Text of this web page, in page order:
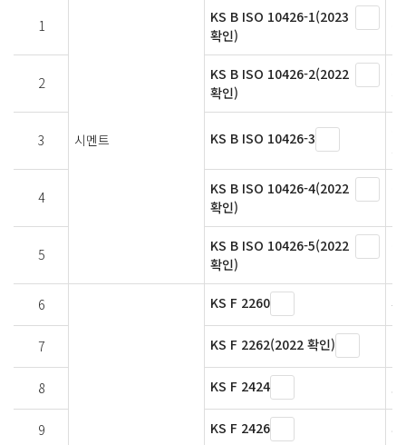
1
시멘트
KS B ISO 10426-1(2023
확인)
2
KS B ISO 10426-2(2022
확인)
3 KS B ISO 10426-3
4
KS B ISO 10426-4(2022
확인)
5
KS B ISO 10426-5(2022
확인)
6 KS F 2260
7 KS F 2262(2022 확인)
8 KS F 2424
9 KS F 2426